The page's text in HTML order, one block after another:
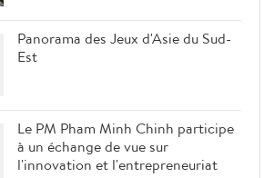
Panorama des Jeux d'Asie du Sud-
Est
Le PM Pham Minh Chinh participe
à un échange de vue sur
l'innovation et l'entrepreneuriat